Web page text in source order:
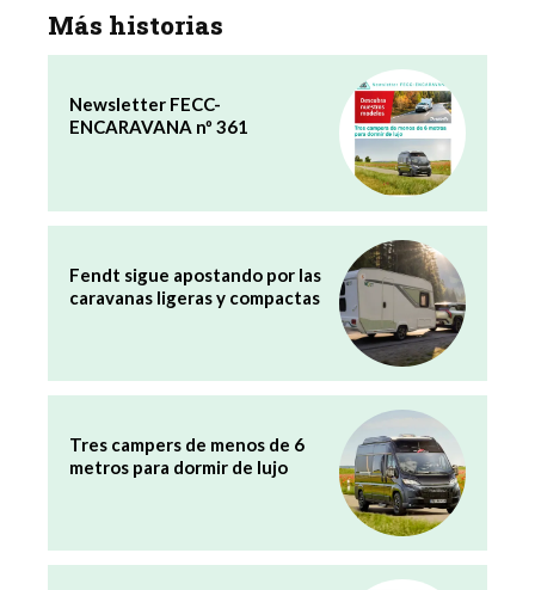
Más historias
Newsletter FECC-
ENCARAVANA nº 361
Fendt sigue apostando por las
caravanas ligeras y compactas
Tres campers de menos de 6
metros para dormir de lujo